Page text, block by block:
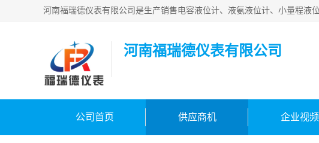
河南福瑞德仪表有限公司
公司首页 供应商机 企业视频